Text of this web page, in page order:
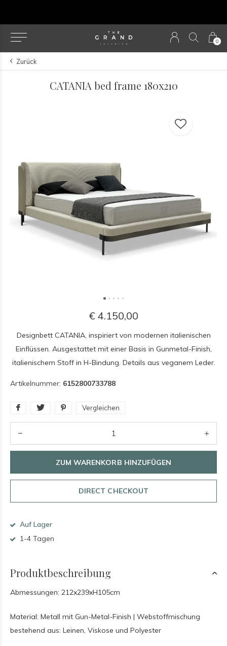
0
Zurück
CATANIA bed frame 180x210
€ 4.150,00
Designbett CATANIA, inspiriert von modernen italienischen
Einflüssen. Ausgestattet mit einer Basis in Gunmetal-Finish,
italienischem Stoff in H-Bindung. Details aus veganem Leder.
Artikelnummer: 6152800733788
Vergleichen
ZUM WARENKORB HINZUFÜGEN
DIRECT CHECKOUT
Auf Lager
1-4 Tagen
Produktbeschreibung
Abmessungen: 212x239xH105cm
Material: Metall mit Gun-Metal-Finish | Webstoffmischung
bestehend aus: Leinen, Viskose und Polyester